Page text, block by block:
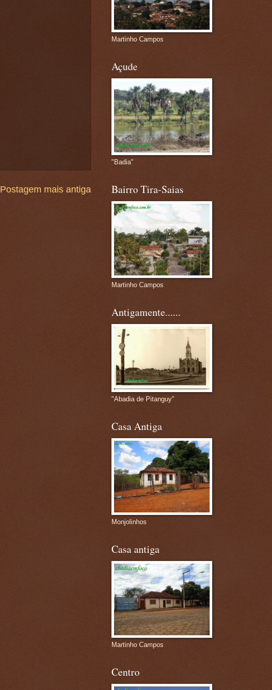
Postagem mais antiga
Martinho Campos
Açude
"Badia"
Bairro Tira-Saias
Martinho Campos
Antigamente......
"Abadia de Pitanguy"
Casa Antiga
Monjolinhos
Casa antiga
Martinho Campos
Centro